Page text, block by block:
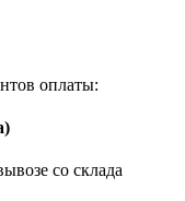
оплаты:
со склада